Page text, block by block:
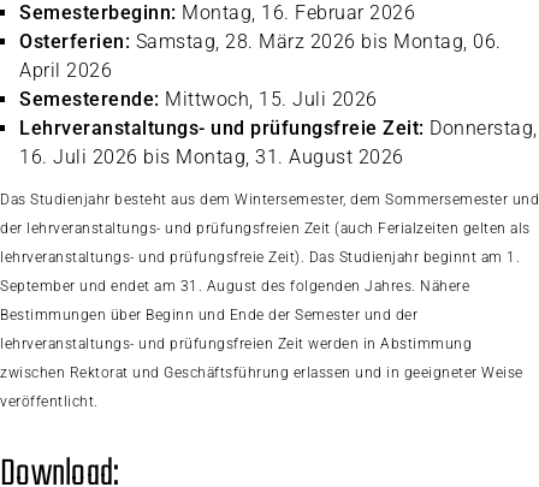
Semesterbeginn: Montag, 16. Februar 2026
Osterferien: Samstag, 28. März 2026 bis Montag, 06.
April 2026
Semesterende: Mittwoch, 15. Juli 2026
Lehrveranstaltungs- und prüfungsfreie Zeit: Donnerstag,
16. Juli 2026 bis Montag, 31. August 2026
Das Studienjahr besteht aus dem Wintersemester, dem Sommersemester und
der lehrveranstaltungs- und prüfungsfreien Zeit (auch Ferialzeiten gelten als
lehrveranstaltungs- und prüfungsfreie Zeit). Das Studienjahr beginnt am 1.
September und endet am 31. August des folgenden Jahres. Nähere
Bestimmungen über Beginn und Ende der Semester und der
lehrveranstaltungs- und prüfungsfreien Zeit werden in Abstimmung
zwischen Rektorat und Geschäftsführung erlassen und in geeigneter Weise
veröffentlicht.
Download: